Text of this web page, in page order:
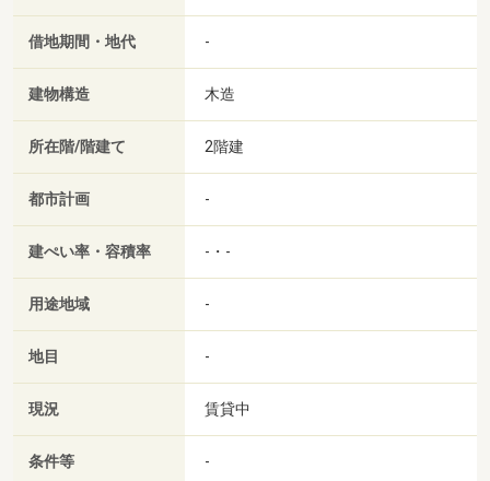
借地期間・地代 -
建物構造 木造
所在階/階建て 2階建
都市計画 -
建ぺい率・容積率 -・-
用途地域 -
地目 -
現況 賃貸中
条件等 -